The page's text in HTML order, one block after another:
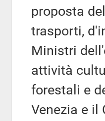
proposta
trasporti,
Ministri
attività
forestali e
Venezia e il